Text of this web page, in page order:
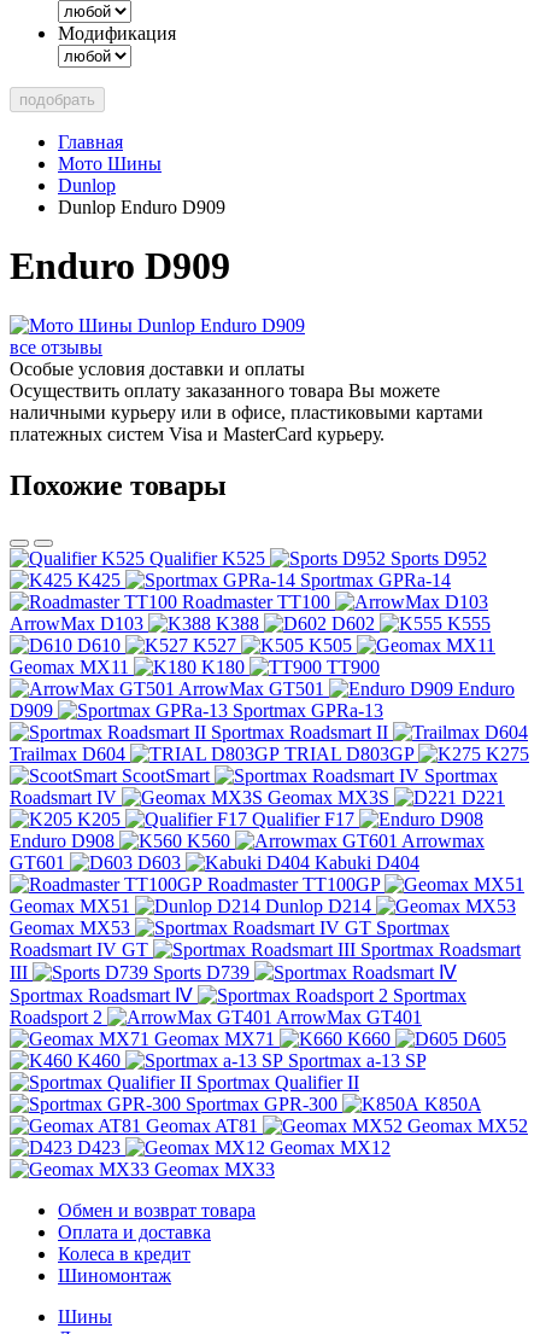
Модификация
подобрать
Главная
Мото Шины
Dunlop
Dunlop Enduro D909
Enduro D909
все отзывы
Особые условия доставки и оплаты
Осуществить оплату заказанного товара Вы можете
наличными курьеру или в офисе, пластиковыми картами
платежных систем Visa и MasterCard курьеру.
Похожие товары
Qualifier K525
Sports D952
K425
Sportmax GPRa-14
Roadmaster TT100
ArrowMax D103
K388 D602
K555
D610
K527
K505
Geomax MX11
K180
TT900
ArrowMax GT501
Enduro
D909
Sportmax GPRa-13
Sportmax Roadsmart II
Trailmax D604
TRIAL D803GP
K275
ScootSmart
Sportmax
Roadsmart IV
Geomax MX3S
D221
K205
Qualifier F17
Enduro D908
K560
Arrowmax
GT601
D603
Kabuki D404
Roadmaster TT100GP
Geomax MX51
Dunlop D214
Geomax MX53
Sportmax
Roadsmart IV GT
Sportmax Roadsmart
III
Sports D739
Sportmax Roadsmart Ⅳ
Sportmax
Roadsport 2
ArrowMax GT401
Geomax MX71
K660
D605
K460
Sportmax a-13 SP
Sportmax Qualifier II
Sportmax GPR-300
K850A
Geomax AT81
Geomax MX52
D423
Geomax MX12
Geomax MX33
Обмен и возврат товара
Оплата и доставка
Колеса в кредит
Шиномонтаж
Шины